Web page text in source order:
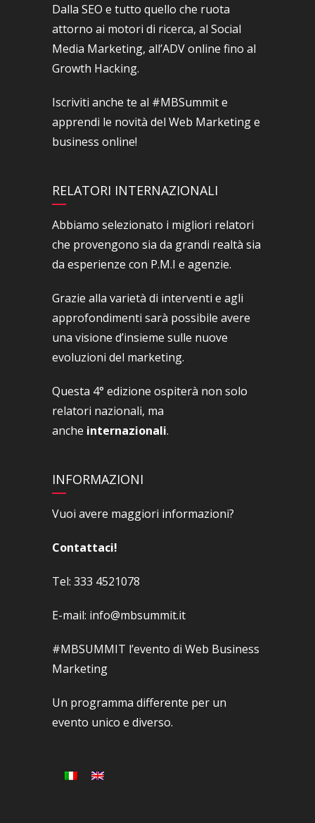
Dalla SEO e tutto quello che ruota
attorno ai motori di ricerca, al Social
Media Marketing, all’ADV online fino al
Growth Hacking.
Iscriviti anche te al #MBSummit e
apprendi le novità del Web Marketing e
business online!
RELATORI INTERNAZIONALI
Abbiamo selezionato i migliori relatori
che provengono sia da grandi realtà sia
da esperienze con P.M.I e agenzie.
Grazie alla varietà di interventi e agli
approfondimenti sarà possibile avere
una visione d’insieme sulle nuove
evoluzioni del marketing.
Questa 4° edizione ospiterà non solo
relatori nazionali, ma
anche internazionali.
INFORMAZIONI
Vuoi avere maggiori informazioni?
Contattaci!
Tel: 333 4521078
E-mail: info@mbsummit.it
#MBSUMMIT l’evento di Web Business
Marketing
Un programma differente per un
evento unico e diverso.